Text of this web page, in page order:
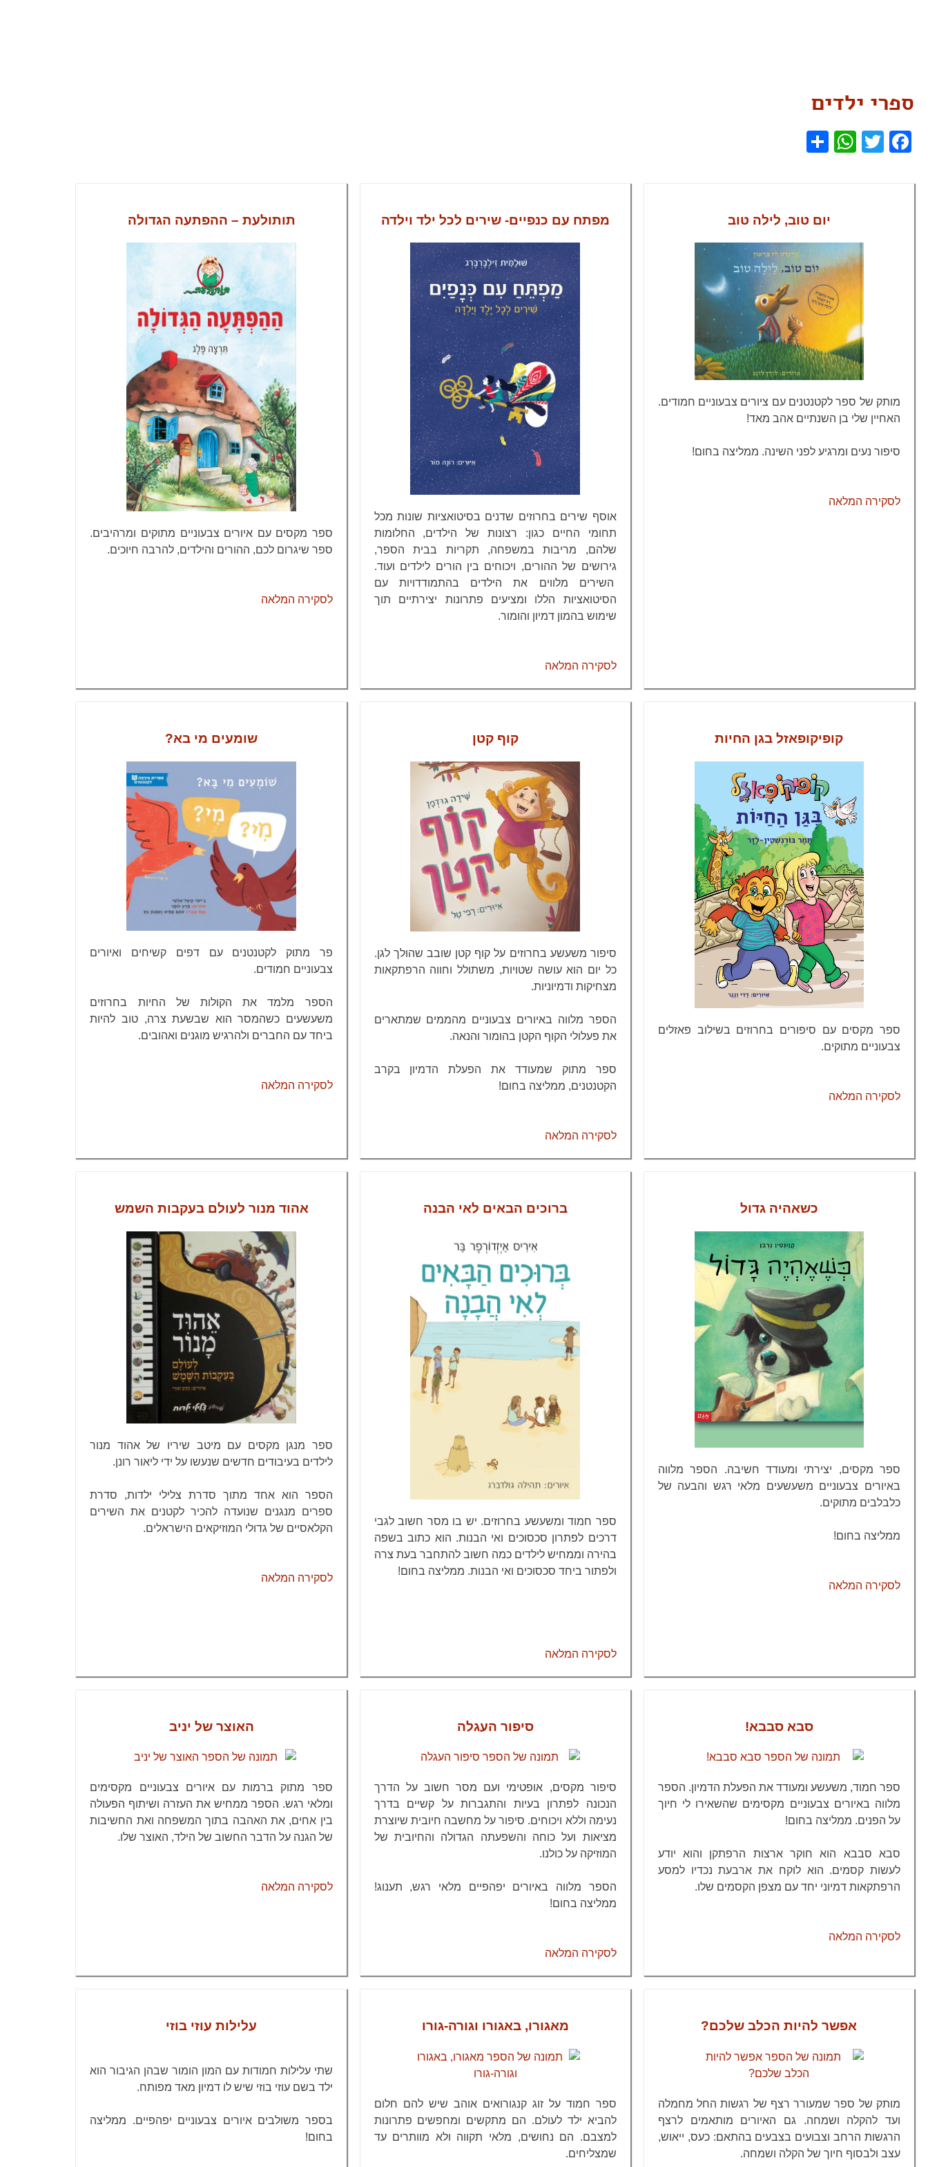
ספרי ילדים
Facebook
Twitter
WhatsApp
יום טוב, לילה טוב
מותק של ספר לקטנטנים עם ציורים צבעוניים חמודים.
האחיין שלי בן השנתיים אהב מאד!
סיפור נעים ומרגיע לפני השינה. ממליצה בחום!
לסקירה המלאה
מפתח עם כנפיים- שירים לכל ילד וילדה
אוסף שירים בחרוזים שדנים בסיטואציות שונות מכל
תחומי החיים כגון: רצונות של הילדים, החלומות
שלהם, מריבות במשפחה, תקריות בבית הספר,
גירושים של ההורים, ויכוחים בין הורים לילדים ועוד.
השירים מלווים את הילדים בהתמודדויות עם
הסיטואציות הללו ומציעים פתרונות יצירתיים תוך
שימוש בהמון דמיון והומור.
לסקירה המלאה
תותולעת – ההפתעה הגדולה
ספר מקסים עם איורים צבעוניים מתוקים ומרהיבים.
ספר שיגרום לכם, ההורים והילדים, להרבה חיוכים.
לסקירה המלאה
קופיקופאזל בגן החיות
ספר מקסים עם סיפורים בחרוזים בשילוב פאזלים
צבעוניים מתוקים.
לסקירה המלאה
קוף קטן
סיפור משעשע בחרוזים על קוף קטן שובב שהולך לגן.
כל יום הוא עושה שטויות, משתולל וחווה הרפתקאות
מצחיקות ודמיוניות.
הספר מלווה באיורים צבעוניים מהממים שמתארים
את פעלולי הקוף הקטן בהומור והנאה.
ספר מתוק שמעודד את הפעלת הדמיון בקרב
הקטנטנים, ממליצה בחום!
לסקירה המלאה
שומעים מי בא?
פר מתוק לקטנטנים עם דפים קשיחים ואיורים
צבעוניים חמודים.
הספר מלמד את הקולות של החיות בחרוזים
משעשעים כשהמסר הוא שבשעת צרה, טוב להיות
ביחד עם החברים ולהרגיש מוגנים ואהובים.
לסקירה המלאה
כשאהיה גדול
ספר מקסים, יצירתי ומעודד חשיבה. הספר מלווה
באיורים צבעוניים משעשעים מלאי רגש והבעה של
כלבלבים מתוקים.
ממליצה בחום!
לסקירה המלאה
ברוכים הבאים לאי הבנה
ספר חמוד ומשעשע בחרוזים. יש בו מסר חשוב לגבי
דרכים לפתרון סכסוכים ואי הבנות. הוא כתוב בשפה
בהירה וממחיש לילדים כמה חשוב להתחבר בעת צרה
ולפתור ביחד סכסוכים ואי הבנות. ממליצה בחום!
לסקירה המלאה
אהוד מנור לעולם בעקבות השמש
ספר מנגן מקסים עם מיטב שיריו של אהוד מנור
לילדים בעיבודים חדשים שנעשו על ידי ליאור רונן.
הספר הוא אחד מתוך סדרת צלילי ילדות, סדרת
ספרים מנגנים שנועדה להכיר לקטנים את השירים
הקלאסיים של גדולי המוזיקאים הישראלים.
לסקירה המלאה
סבא סבבא!
ספר חמוד, משעשע ומעודד את הפעלת הדמיון. הספר
מלווה באיורים צבעוניים מקסימים שהשאירו לי חיוך
על הפנים. ממליצה בחום!
סבא סבבא הוא חוקר ארצות הרפתקן והוא יודע
לעשות קסמים. הוא לוקח את ארבעת נכדיו למסע
הרפתקאות דמיוני יחד עם מצפן הקסמים שלו.
לסקירה המלאה
סיפור העגלה
סיפור מקסים, אופטימי ועם מסר חשוב על הדרך
הנכונה לפתרון בעיות והתגברות על קשיים בדרך
נעימה וללא ויכוחים. סיפור על מחשבה חיובית שיוצרת
מציאות ועל כוחה והשפעתה הגדולה והחיובית של
המוזיקה על כולנו.
הספר מלווה באיורים יפהפיים מלאי רגש, תענוג!
ממליצה בחום!
לסקירה המלאה
האוצר של יניב
ספר מתוק ברמות עם איורים צבעוניים מקסימים
ומלאי רגש. הספר ממחיש את העזרה ושיתוף הפעולה
בין אחים, את האהבה בתוך המשפחה ואת החשיבות
של הגנה על הדבר החשוב של הילד, האוצר שלו.
לסקירה המלאה
אפשר להיות הכלב שלכם?
מותק של ספר שמעורר רצף של רגשות החל מחמלה
ועד להקלה ושמחה. גם האיורים מותאמים לרצף
הרגשות הרחב וצבועים בצבעים בהתאם: כעס, ייאוש,
עצב ולבסוף חיוך של הקלה ושמחה.
מאגורו, באגורו וגורה-גורו
ספר חמוד על זוג קנגורואים אוהב שיש להם חלום
להביא ילד לעולם. הם מתקשים ומחפשים פתרונות
למצבם. הם נחושים, מלאי תקווה ולא מוותרים עד
שמצליחים.
עלילות עוזי בוזי
שתי עלילות חמודות עם המון הומור שבהן הגיבור הוא
ילד בשם עוזי בוזי שיש לו דמיון מאד מפותח.
בספר משולבים איורים צבעוניים יפהפיים. ממליצה
בחום!